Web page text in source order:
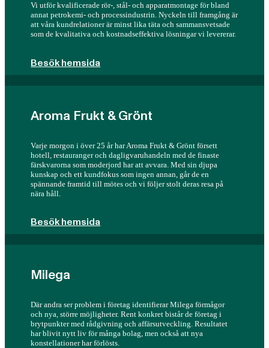
Vi utför kvalificerade rör-, stål- och apparatmontage för bland
annat petrokemi- och processindustrin. Nyckeln till framgång är
att våra kundrelationer är minst lika täta och sammansvetsade
som de kvalitativa och kostnadseffektiva lösningar vi levererar.
Besök hemsida
Aroma Frukt & Grönt
Varje morgon i över 25 år har Aroma Frukt & Grönt försett
hotell, restauranger och dagligvaruhandeln med de finaste
färskvarorna som moderjord har att avvara. Med sin djupa
kunskap och ett kundfokus som ingen annan, går de en
spännande framtid till mötes och vi följer stolt deras resa på
nära håll.
Besök hemsida
Milega
Där andra ser problem i företag identifierar Milega förmågor
och nya, större möjligheter. Rent konkret bistår de företag i
brytpunkter med rådgivning och affärsutveckling. Resultatet
har blivit nytt liv för många bolag, men också att nya
konstellationer har förlösts.